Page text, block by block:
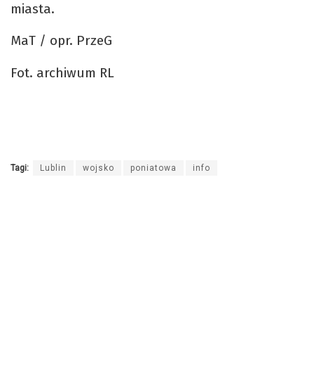
miasta.
MaT / opr. PrzeG
Fot. archiwum RL
Tagi: Lublin wojsko poniatowa info